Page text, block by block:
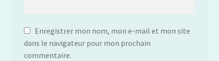
Enregistrer mon nom, mon e-mail et mon site
dans le navigateur pour mon prochain
commentaire.